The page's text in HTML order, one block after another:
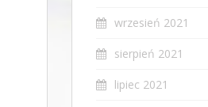
wrzesień 2021
sierpień 2021
lipiec 2021